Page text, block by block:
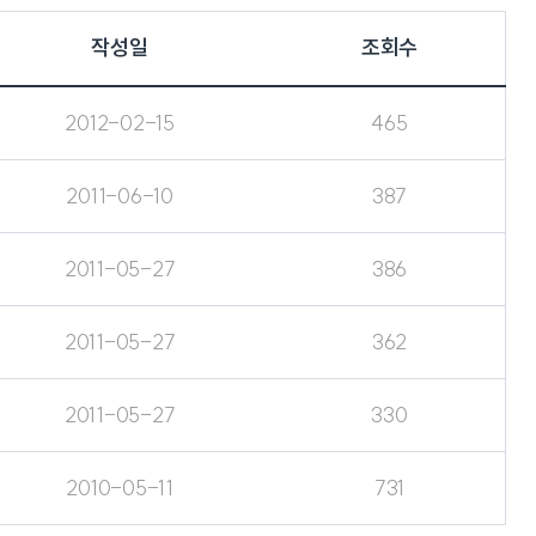
작성일 조회수
2012-02-15 465
2011-06-10 387
2011-05-27 386
2011-05-27 362
2011-05-27 330
2010-05-11 731